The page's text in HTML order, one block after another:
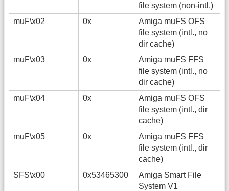
file system (non-intl.)
muF\x02
0x
Amiga muFS OFS
file system (intl., no
dir cache)
muF\x03
0x
Amiga muFS FFS
file system (intl., no
dir cache)
muF\x04
0x
Amiga muFS OFS
file system (intl., dir
cache)
muF\x05
0x
Amiga muFS FFS
file system (intl., dir
cache)
SFS\x00
0x53465300
Amiga Smart File
System V1